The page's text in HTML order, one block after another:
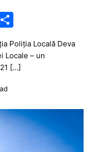
ta
je
ă
Poliția Locală Deva
Locale – un
[…]